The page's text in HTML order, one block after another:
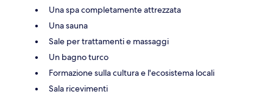
Una spa completamente attrezzata
Una sauna
Sale per trattamenti e massaggi
Un bagno turco
Formazione sulla cultura e l'ecosistema locali
Sala ricevimenti